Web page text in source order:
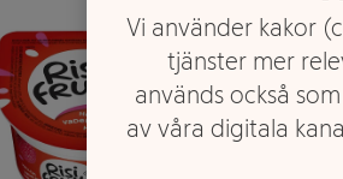
Vi använder kakor
tjänster mer
används också
av våra digitala